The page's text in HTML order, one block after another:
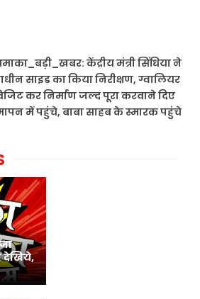
केंद्रीय मंत्री सिंधिया ने
साइड का किया निरीक्षण, ग्वालियर
कर निर्माण जल्द पूरा करवाने दिए
में पहुंचे, बाबा साहब के स्मारक पहुंचे
देखिये,